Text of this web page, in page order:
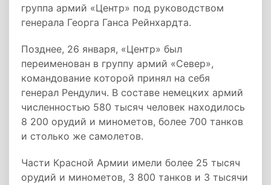
группа армий «Центр» под руководством
генерала Георга Ганса Рейнхардта.
Позднее, 26 января, «Центр» был
переименован в группу армий «Север»,
командование которой принял на себя
генерал Рендулич. В составе немецких армий
численностью 580 тысяч человек находилось
8 200 орудий и минометов, более 700 танков
и столько же самолетов.
Части Красной Армии имели более 25 тысяч
орудий и минометов, 3 800 танков и 3 тысячи